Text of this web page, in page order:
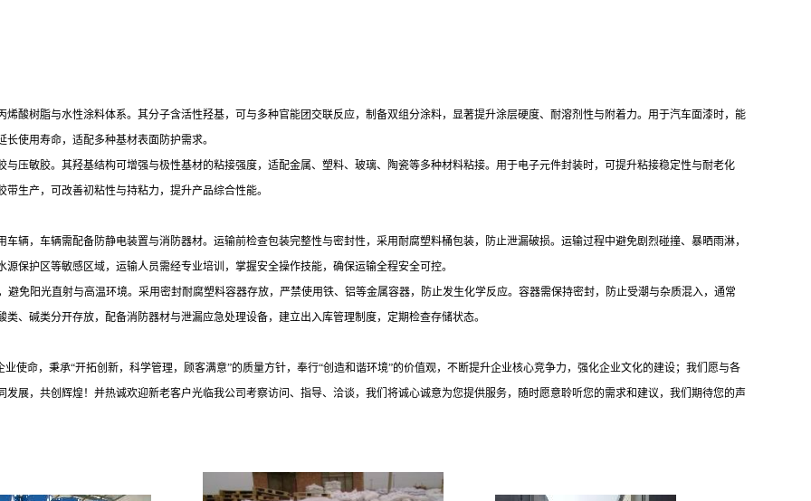
酸树脂与水性涂料体系。其分子含活性羟基，可与多种官能团交联反应，制备双组分涂料，显著提升涂层硬度、耐溶剂性与附着力。用于汽车面漆时，能
使用寿命，适配多种基材表面防护需求。
压敏胶。其羟基结构可增强与极性基材的粘接强度，适配金属、塑料、玻璃、陶瓷等多种材料粘接。用于电子元件封装时，可提升粘接稳定性与耐老化
生产，可改善初粘性与持粘力，提升产品综合性能。
辆，车辆需配备防静电装置与消防器材。运输前检查包装完整性与密封性，采用耐腐塑料桶包装，防止泄漏破损。运输过程中避免剧烈碰撞、暴晒雨淋，
保护区等敏感区域，运输人员需经专业培训，掌握安全操作技能，确保运输全程安全可控。
避免阳光直射与高温环境。采用密封耐腐塑料容器存放，严禁使用铁、铝等金属容器，防止发生化学反应。容器需保持密封，防止受潮与杂质混入，通常
、碱类分开存放，配备消防器材与泄漏应急处理设备，建立出入库管理制度，定期检查存储状态。
使命，秉承“开拓创新，科学管理，顾客满意”的质量方针，奉行“创造和谐环境”的价值观，不断提升企业核心竞争力，强化企业文化的建设；我们愿与各
展，共创辉煌！并热诚欢迎新老客户光临我公司考察访问、指导、洽谈，我们将诚心诚意为您提供服务，随时愿意聆听您的需求和建议，我们期待您的声